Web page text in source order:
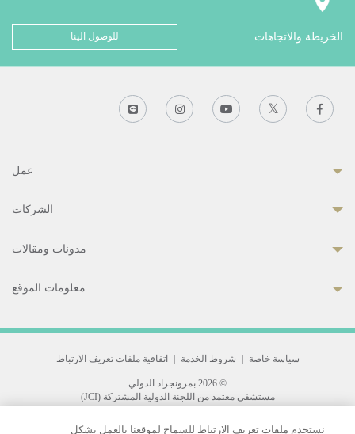
الخريطة والاتجاهات للوصول الينا
عمل
الشركات
مدونات ومقالات
معلومات الموقع
سياسة خاصة شروط الخدمة اتفاقية ملفات تعريف الارتباط
© 2026 بمرونجراد الدولي
مستشفى معتمد من اللجنة الدولية المشتركة (JCI)
33 Sukhumvit 3, Wattana, Bangkok 10110 Thailand.
نستخدم ملفات تعريف الارتباط للسماح لموقعنا بالعمل بشكل